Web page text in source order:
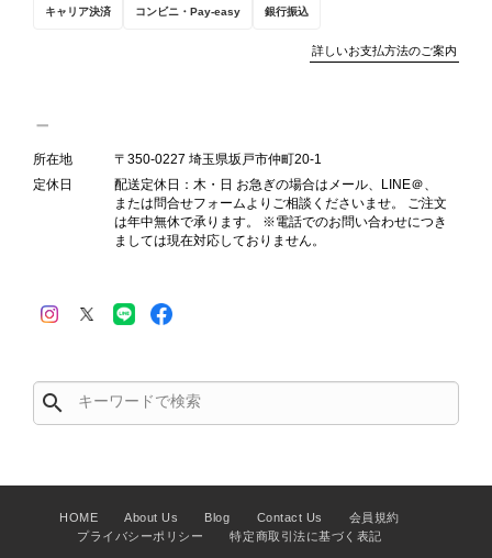
態確認とご案内に努めてまいります。
2026/07/30
商品が直ぐに届きました。思った以上に素敵なお品でした。また
ご縁が有りましたら宜しくお願い致します。
た迅速にお届けできたとのこと、大変
安心いたしました！ さらに、「思っ
た以上に素敵なお品でした」とのお言
けましたら幸いです。 また気になる
キャリア決済 コンビニ・Pay-easy 銀行振込
詳しいお支払方法のご案内
所在地
〒350-0227 埼玉県坂戸市仲町20-1
定休日
配送定休日：木・日 お急ぎの場合はメール、LINE＠、
または問合せフォームよりご相談くださいませ。 ご注文
は年中無休で承ります。 ※電話でのお問い合わせにつき
ましては現在対応しておりません。
search
HOME About Us Blog Contact Us
会員規約
プライバシーポリシー
特定商取引法に基づく表記